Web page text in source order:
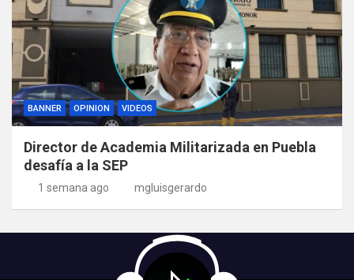
BANNER OPINION VIDEOS
Director de Academia Militarizada en Puebla
desafía a la SEP
1 semana ago mgluisgerardo